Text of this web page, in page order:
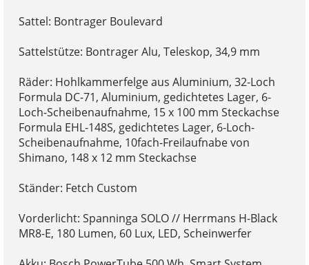
Sattel: Bontrager Boulevard
Sattelstütze: Bontrager Alu, Teleskop, 34,9 mm
Räder: Hohlkammerfelge aus Aluminium, 32-Loch
Formula DC-71, Aluminium, gedichtetes Lager, 6-
Loch-Scheibenaufnahme, 15 x 100 mm Steckachse
Formula EHL-148S, gedichtetes Lager, 6-Loch-
Scheibenaufnahme, 10fach-Freilaufnabe von
Shimano, 148 x 12 mm Steckachse
Ständer: Fetch Custom
Vorderlicht: Spanninga SOLO // Herrmans H-Black
MR8-E, 180 Lumen, 60 Lux, LED, Scheinwerfer